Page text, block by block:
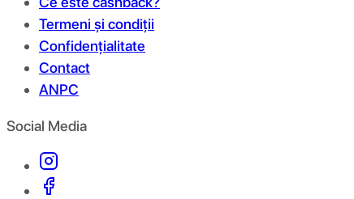
Termeni și condiții
Confidențialitate
Contact
ANPC
Social Media